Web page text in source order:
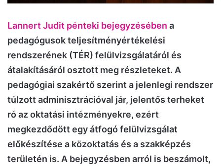
Lannert Judit pénteki bejegyzésében a
pedagógusok teljesítményértékelési
rendszerének (TÉR) felülvizsgálatáról és
átalakításáról osztott meg részleteket. A
pedagógiai szakértő szerint a jelenlegi rendszer
túlzott adminisztrációval jár, jelentős terheket
ró az oktatási intézményekre, ezért
megkezdődött egy átfogó felülvizsgálat
előkészítése a közoktatás és a szakképzés
területén is. A bejegyzésben arról is beszámolt,